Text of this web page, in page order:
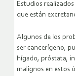
Estudios
que están
Algunos de los
ser cancerígeno,
hígado, próstata,
malignos en estos